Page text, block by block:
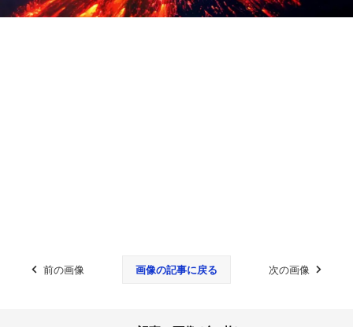
前の画像 画像の記事に戻る 次の画像